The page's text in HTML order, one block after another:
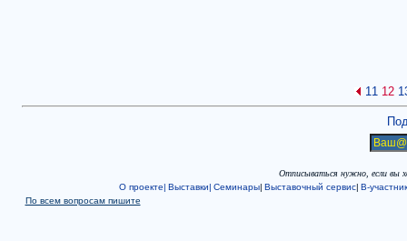
11 12
Отписываться нужно, если вы
О проекте| Выставки| Семинары| Выставочный сервис| В-
По всем вопросам пишите